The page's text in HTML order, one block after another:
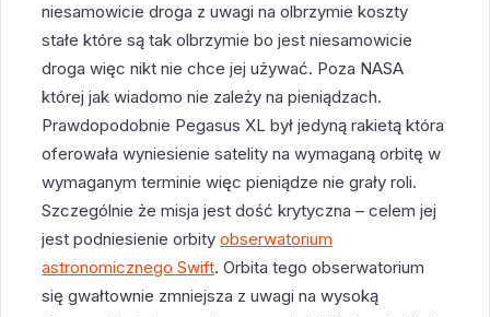
niesamowicie droga z uwagi na olbrzymie koszty
stałe które są tak olbrzymie bo jest niesamowicie
droga więc nikt nie chce jej używać. Poza NASA
której jak wiadomo nie zależy na pieniądzach.
Prawdopodobnie Pegasus XL był jedyną rakietą która
oferowała wyniesienie satelity na wymaganą orbitę w
wymaganym terminie więc pieniądze nie grały roli.
Szczególnie że misja jest dość krytyczna – celem jej
jest podniesienie orbityobserwatorium
astronomicznego Swift. Orbita tego obserwatorium
się gwałtownie zmniejsza z uwagi na wysoką